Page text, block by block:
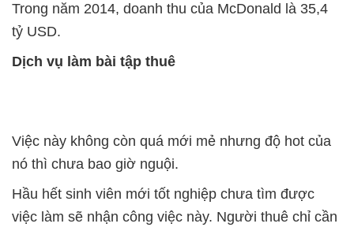
Trong năm 2014, doanh thu của McDonald là 35,4
tỷ USD.
Dịch vụ làm bài tập thuê
Việc này không còn quá mới mẻ nhưng độ hot của
nó thì chưa bao giờ nguội.
Hầu hết sinh viên mới tốt nghiệp chưa tìm được
việc làm sẽ nhận công việc này. Người thuê chỉ cần